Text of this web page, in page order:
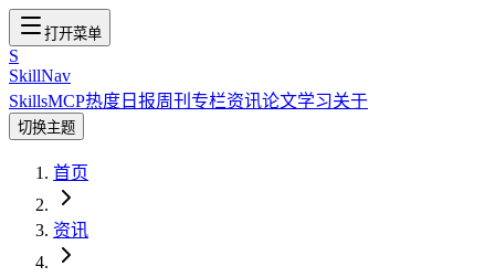
打开菜单
S
SkillNav
SkillsMCP热度 日报周刊 专栏资讯论文学习关于
切换主题
首页
资讯